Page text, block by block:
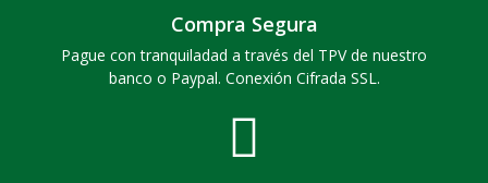
Compra Segura
Pague con tranquiladad a través del TPV de nuestro
banco o Paypal. Conexión Cifrada SSL.